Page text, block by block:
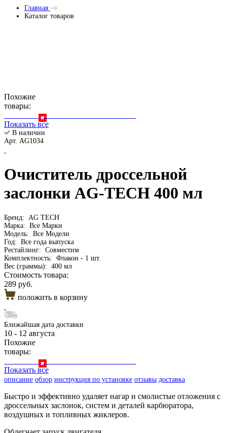
Главная
Каталог товаров
Похожие
товары:
Показать все
В наличии
Арт. AG1034
Очиститель дроссельной
заслонки AG-TECH 400 мл
Бренд:
AG TECH
Марка: Все Марки
Модель: Все Модели
Год: Все года выпуска
Рестайлинг: Совместим
Комплектность: Флакон - 1 шт.
Вес (граммы): 400 мл
Стоимость товара:
289 руб.
положить в корзину
Ближайшая дата доставки
10 - 12 августа
Похожие
товары:
Показать все
описание обзор инструкция по установке отзывы доставка
Быстро и эффективно удаляет нагар и смолистые отложения с
дроссельных заслонок, систем и деталей карбюратора,
воздушных и топливных жиклеров.